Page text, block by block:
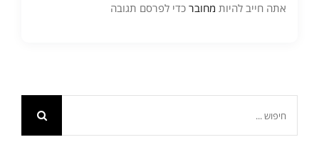
אתה חייב להיות מחובר כדי לפרסם תגובה